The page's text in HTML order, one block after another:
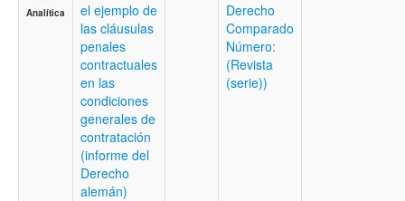
Analítica
el ejemplo de
las cláusulas
penales
contractuales
en las
condiciones
generales de
contratación
(informe del
Derecho
alemán)
Derecho
Comparado
Número:
(Revista
(serie))